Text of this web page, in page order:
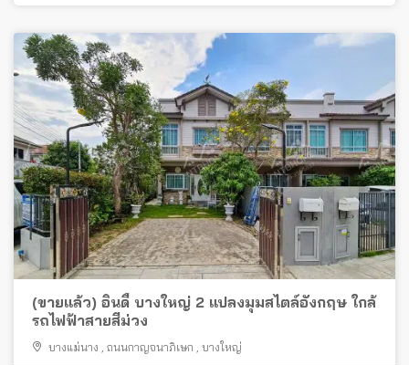
(ขายแล้ว) อินดี้ บางใหญ่ 2 แปลงมุมสไตล์อังกฤษ ใกล้
รถไฟฟ้าสายสีม่วง
บางแม่นาง ถนนกาญจนาภิเษก บางใหญ่